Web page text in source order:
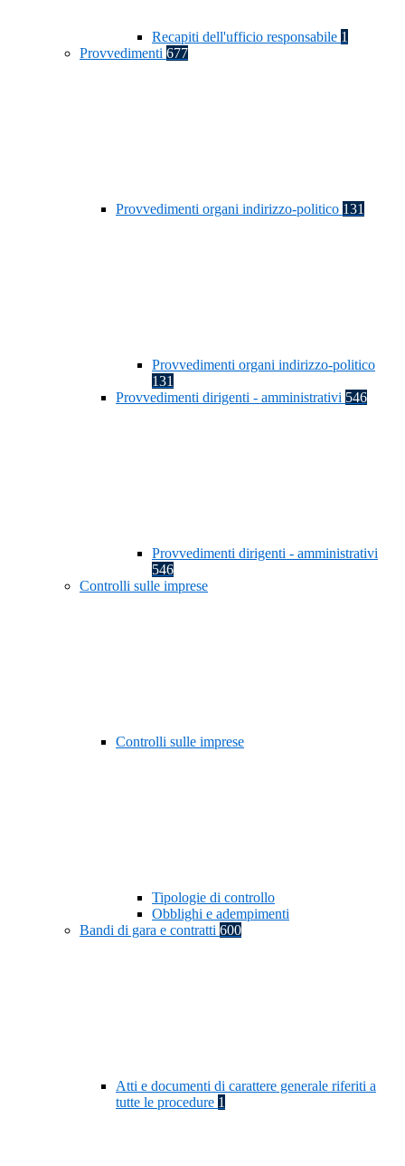
Recapiti dell'ufficio responsabile 1
Provvedimenti 677
Provvedimenti organi indirizzo-politico 131
Provvedimenti organi indirizzo-politico
131
Provvedimenti dirigenti - amministrativi 546
Provvedimenti dirigenti - amministrativi
546
Controlli sulle imprese
Controlli sulle imprese
Tipologie di controllo
Obblighi e adempimenti
Bandi di gara e contratti 600
Atti e documenti di carattere generale riferiti a
tutte le procedure 1